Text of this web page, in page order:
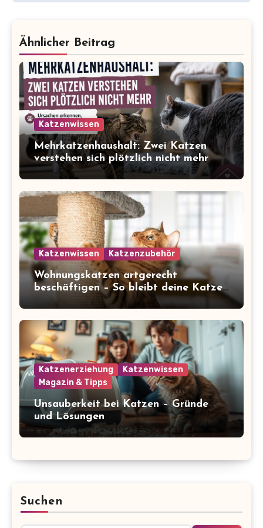
Ähnlicher Beitrag
Katzenwissen
Mehrkatzenhaushalt: Zwei Katzen
verstehen sich plötzlich nicht mehr
Katzenwissen Katzenzubehör
Wohnungskatzen artgerecht
beschäftigen – So bleibt deine Katze
glücklich und gesund
Katzenerziehung
Katzenwissen
Magazin & Tipps
Unsauberkeit bei Katzen – Gründe
und Lösungen
Suchen